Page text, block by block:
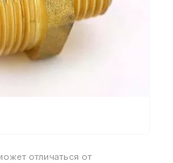
отличаться от